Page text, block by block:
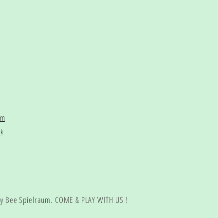
Spielraum. COME & PLAY WITH US !